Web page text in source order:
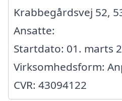
Krabbegårdsvej 52,
Ansatte:
Startdato: 01. marts
Virksomhedsform:
CVR: 43094122